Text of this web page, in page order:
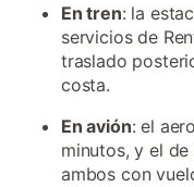
En tren: la
servicios de
traslado
costa.
En avión: el
minutos, y el
ambos con